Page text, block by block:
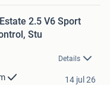
2.5 V6 Sport
Stu
Details
14 jul 26